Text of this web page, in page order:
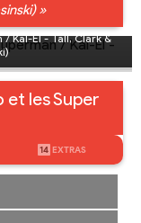
»
/ Kal-El - Tall, Clark &
et les Super
14 EXTRAS